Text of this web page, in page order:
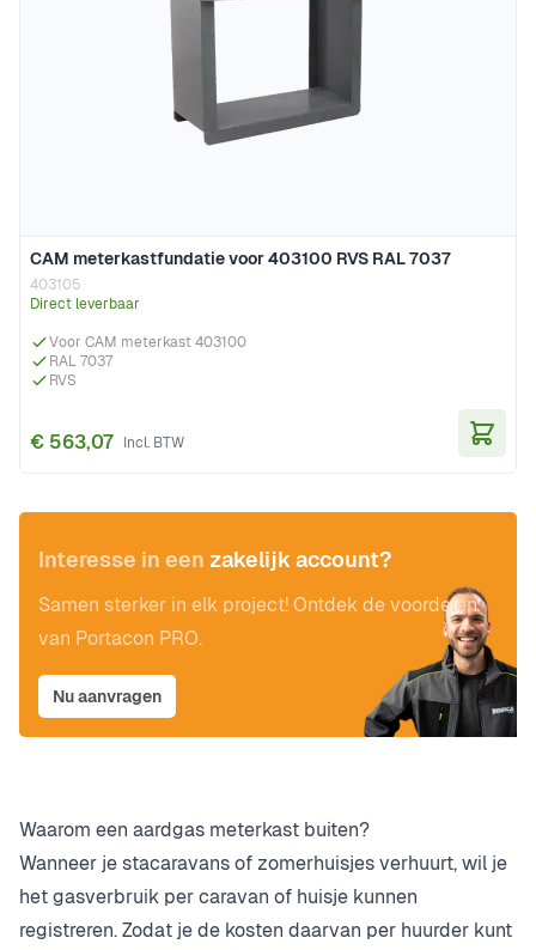
CAM meterkastfundatie voor 403100 RVS RAL 7037
403105
Direct leverbaar
Voor CAM meterkast 403100
RAL 7037
RVS
€ 563,07
Interesse in een zakelijk account?
Samen sterker in elk project! Ontdek de voordelen
van Portacon PRO.
Nu aanvragen
Waarom een aardgas meterkast buiten?
Wanneer je stacaravans of zomerhuisjes verhuurt, wil je
het gasverbruik per caravan of huisje kunnen
registreren. Zodat je de kosten daarvan per huurder kunt